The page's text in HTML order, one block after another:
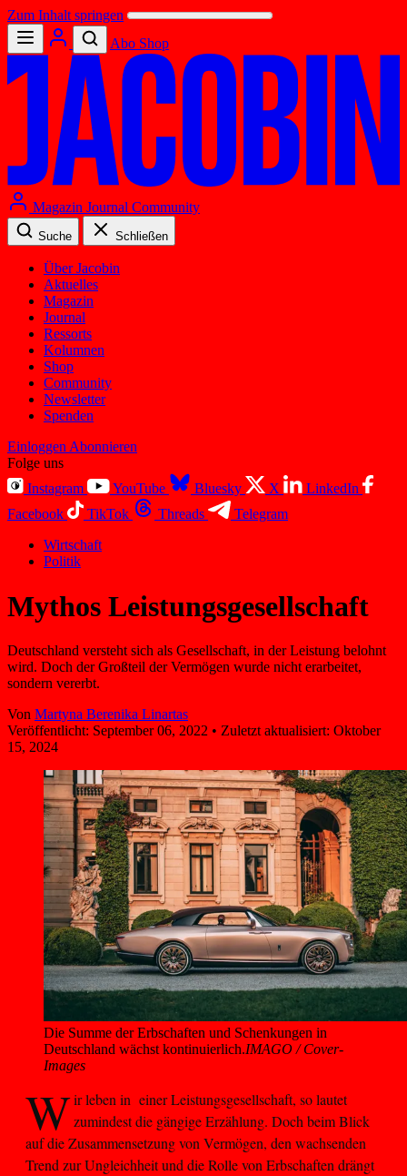
Zum Inhalt springen
Abo Shop
Magazin Journal Community
Suche Schließen
Über Jacobin
Aktuelles
Magazin
Journal
Ressorts
Kolumnen
Shop
Community
Newsletter
Spenden
Einloggen Abonnieren
Folge uns
Instagram
YouTube Bluesky X
LinkedIn
Facebook
TikTok Threads
Telegram
Wirtschaft
Politik
Mythos Leistungs­gesellschaft
Deutschland versteht sich als Gesellschaft, in der Leistung belohnt
wird. Doch der Großteil der Vermögen wurde nicht erarbeitet,
sondern vererbt.
Von Martyna Berenika Linartas
Veröffentlicht: September 06, 2022 • Zuletzt aktualisiert: Oktober
15, 2024
Die Summe der Erbschaften und Schenkungen in
Deutschland wächst kontinuierlich.IMAGO / Cover-
Images
Wir leben in einer Leistungsgesellschaft, so lautet
zumindest die gängige Erzählung. Doch beim Blick
auf die Zusammensetzung von Vermögen, den wachsenden
Trend zur Ungleichheit und die Rolle von Erbschaften drängt